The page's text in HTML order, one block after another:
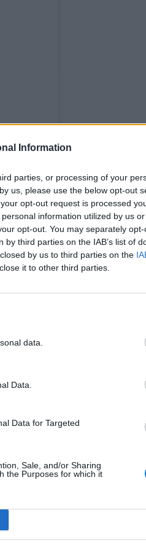
Information
parties, or processing of your
us, please use the below opt-out
opt-out request is processed
information utilized by us
opt-out. You may separately
third parties on the IAB’s list of
by us to third parties on the
it to other third parties.
data.
Data.
Data for Targeted
Sale, and/or Sharing
the Purposes for which it
Ο
με
για το
στις20 Ιούν, 2019 στις 10:06
πρώτοι
Σχέσειςκαι